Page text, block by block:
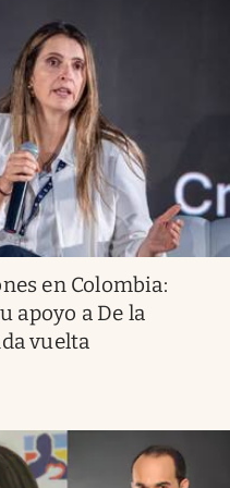
en Colombia:
apoyo a De la
vuelta